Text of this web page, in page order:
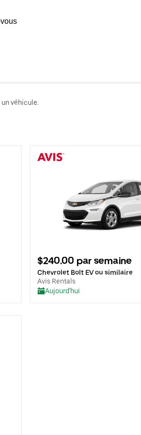
véhicule.
$240.00 par semaine
Chevrolet Bolt EV ou similaire
Avis Rentals
Aujourd'hui